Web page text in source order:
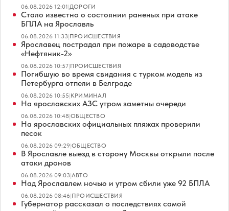
06.08.2026 12:01|ДОРОГИ
Стало известно о состоянии раненых при атаке
БПЛА на Ярославль
06.08.2026 11:33|ПРОИСШЕСТВИЯ
Ярославец пострадал при пожаре в садоводстве
«Нефтяник-2»
06.08.2026 10:57|ПРОИСШЕСТВИЯ
Погибшую во время свидания с турком модель из
Петербурга отпели в Белграде
06.08.2026 10:55|КРИМИНАЛ
На ярославских АЗС утром заметны очереди
06.08.2026 10:48|ОБЩЕСТВО
На ярославских официальных пляжах проверили
песок
06.08.2026 09:29|ОБЩЕСТВО
В Ярославле выезд в сторону Москвы открыли после
атаки дронов
06.08.2026 09:03|АВТО
Над Ярославлем ночью и утром сбили уже 92 БПЛА
06.08.2026 08:46|ПРОИСШЕСТВИЯ
Губернатор рассказал о последствиях самой